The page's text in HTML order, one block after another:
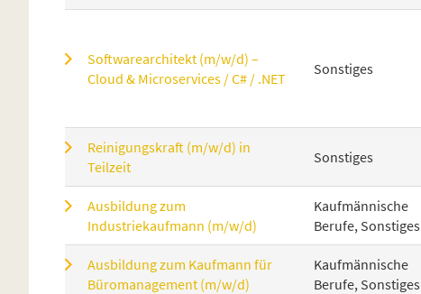
Softwarearchitekt (m/w/d) –
Cloud & Microservices / C# / .NET
Sonstiges
Reinigungskraft (m/w/d) in
Teilzeit
Sonstiges
Ausbildung zum
Industriekaufmann (m/w/d)
Kaufmännische
Berufe, Sonstiges
Ausbildung zum Kaufmann für
Büromanagement (m/w/d)
Kaufmännische
Berufe, Sonstiges